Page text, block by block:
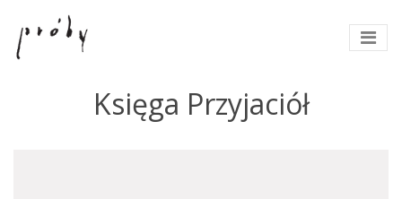
Księga Przyjaciół